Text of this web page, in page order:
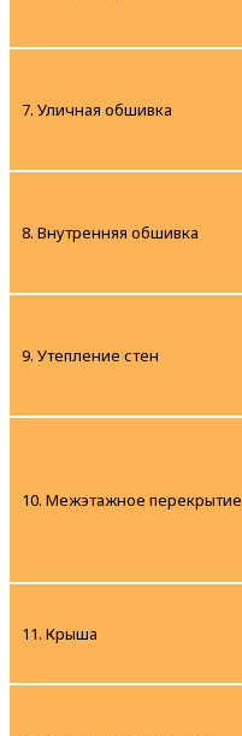
7. Уличная обшивка
8. Внутренняя обшивка
9. Утепление стен
10. Межэтажное перекрытие
11. Крыша